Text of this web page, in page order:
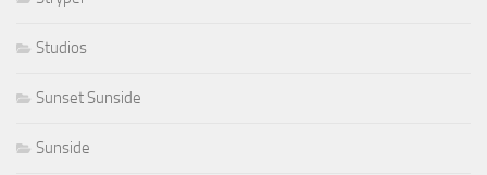
Studios
Sunset Sunside
Sunside